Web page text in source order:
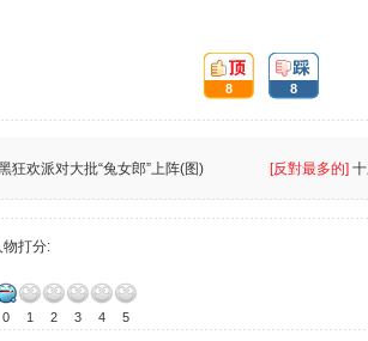
頂:
8
踩:
8
狂欢派对大批“兔女郎”上阵(图) [反對最多的]
打分:
0 1 2 3 4 5